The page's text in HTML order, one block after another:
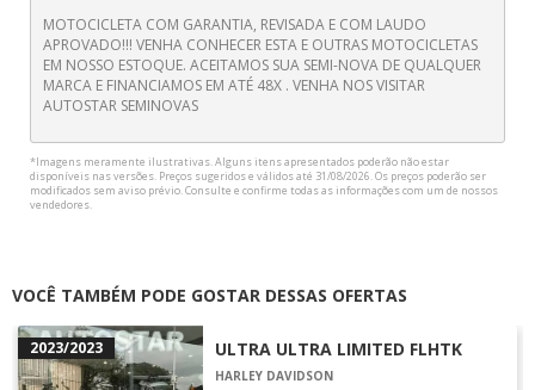
MOTOCICLETA COM GARANTIA, REVISADA E COM LAUDO
APROVADO!!! VENHA CONHECER ESTA E OUTRAS MOTOCICLETAS
EM NOSSO ESTOQUE. ACEITAMOS SUA SEMI-NOVA DE QUALQUER
MARCA E FINANCIAMOS EM ATÉ 48X . VENHA NOS VISITAR
AUTOSTAR SEMINOVAS
*Imagens meramente ilustrativas. Alguns itens apresentados poderão não estar
disponíveis nas versões. Preços sugeridos e válidos até 31/08/2026. Os preços poderão ser
modificados sem aviso prévio. Consulte e confirme todas as informações com um de nossos
vendedores.
VOCÊ TAMBÉM PODE GOSTAR DESSAS OFERTAS
2023/2023 ULTRA ULTRA LIMITED FLHTK
HARLEY DAVIDSON